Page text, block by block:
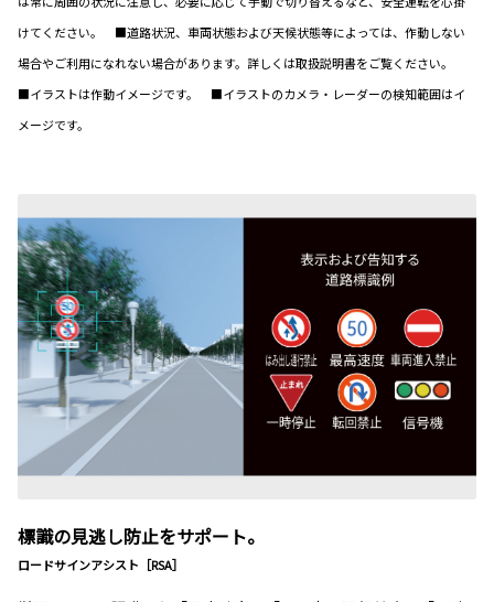
けてください。 ■道路状況、車両状態および天候状態等によっては、作動しない
場合やご利用になれない場合があります。詳しくは取扱説明書をご覧ください。
■イラストは作動イメージです。 ■イラストのカメラ・レーダーの検知範囲はイ
メージです。
標識の見逃し防止をサポート。
ロードサインアシスト［RSA］